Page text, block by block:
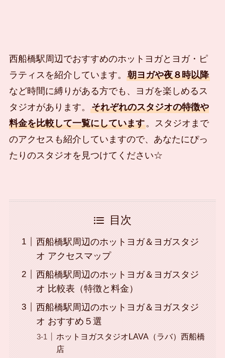
西船橋駅周辺でおすすめのホットヨガとヨガ・ピ
ラティスを紹介しています。 朝ヨガや夜８時以降
など時間に縛りがある方でも、ヨガを楽しめるス
タジオがあります。 それぞれのスタジオの特徴や
料金を比較して一覧にしています。スタジオまで
のアクセスも紹介していますので、あなたにぴっ
たりのスタジオを見つけてください☆
目次
西船橋駅周辺のホットヨガ＆ヨガスタジ
オ アクセスマップ
西船橋駅周辺のホットヨガ＆ヨガスタジ
オ 比較表（特徴と料金）
西船橋駅周辺のホットヨガ＆ヨガスタジ
オ おすすめ５選
ホットヨガスタジオLAVA（ラバ）西船橋
店